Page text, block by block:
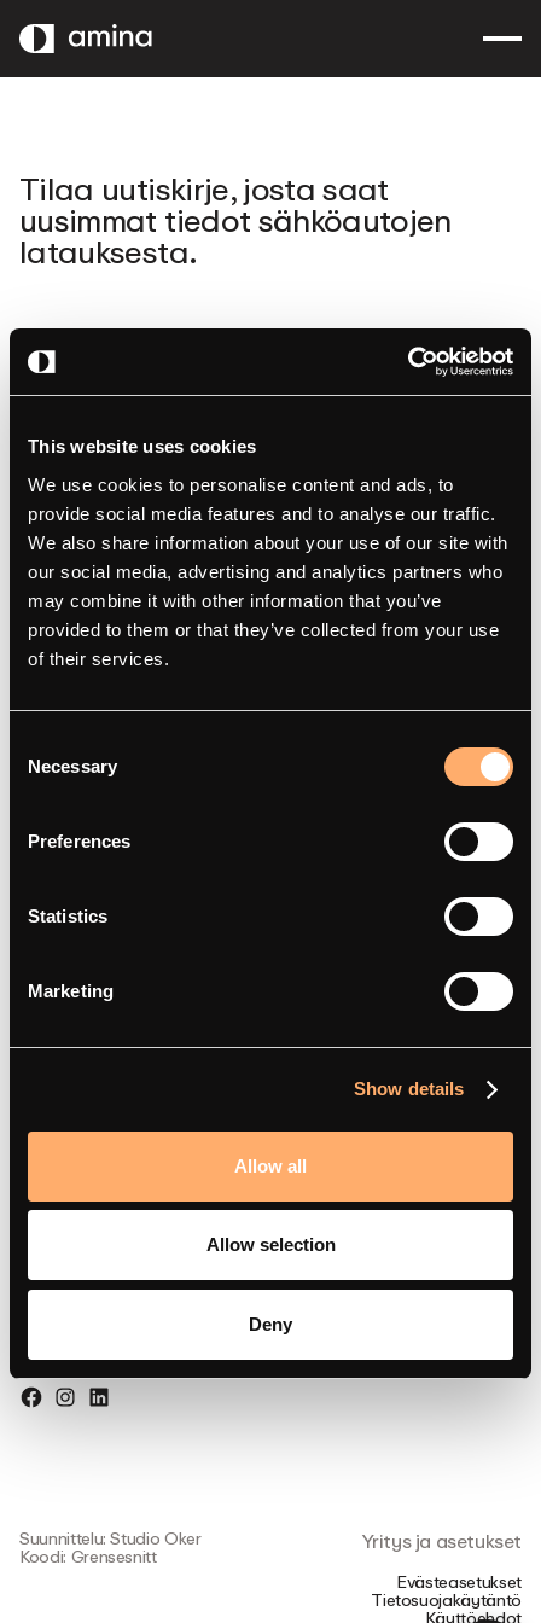
This website uses cookies
We use cookies to personalise content and ads, to
provide social media features and to analyse our traffic.
We also share information about your use of our site with
our social media, advertising and analytics partners who
may combine it with other information that you’ve
provided to them or that they’ve collected from your use
of their services.
Selection
Necessary
Preferences
Statistics
Marketing
Show details
Allow all
Allow selection
Deny
PÄÄSISÄLTÖÖN
Tilaa uutiskirje, josta saat
uusimmat tiedot sähköautojen
latauksesta.
amina
Tietoja
Yhteystiedot
Älykäs lataus
Red Dot Award 2025
Tuotteet
amina M
amina C
Support
Suunnittelu: Studio Oker
Koodi: Grensesnitt
Seuraa meitä
4032 Stavanger, Norja
Yritys ja asetukset
Evästeasetukset
Tietosuojakäytäntö